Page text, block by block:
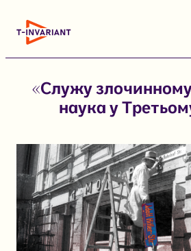
до
«Служу
наука у